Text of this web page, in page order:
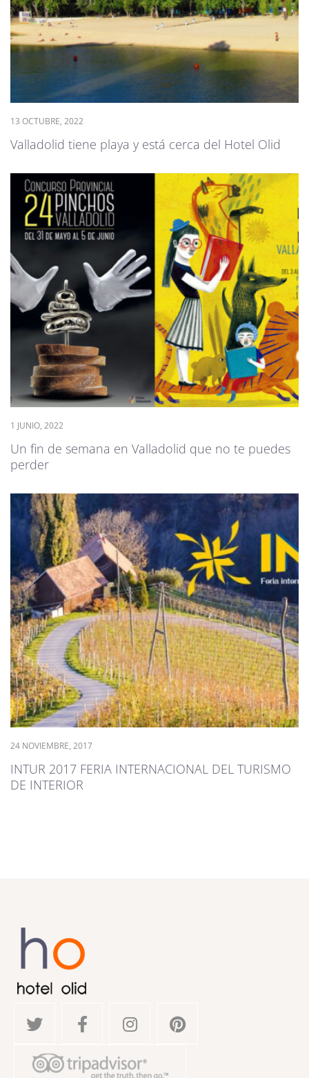
13 OCTUBRE, 2022
Valladolid tiene playa y está cerca del Hotel Olid
1 JUNIO, 2022
Un fin de semana en Valladolid que no te puedes
perder
24 NOVIEMBRE, 2017
INTUR 2017 FERIA INTERNACIONAL DEL TURISMO
DE INTERIOR